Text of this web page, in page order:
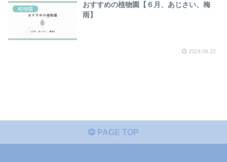
植物園
おすすめの植物園【６月、あじさい、梅
雨】
2024.06.22
PAGE TOP